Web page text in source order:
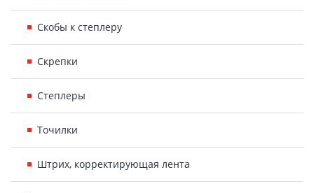
Скобы к степлеру
Скрепки
Степлеры
Точилки
Штрих, корректирующая лента